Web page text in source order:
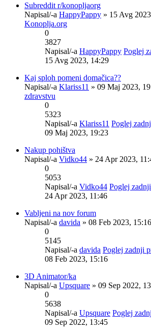
Subreddit r/konopljaorg
Napisal/-a HappyPappy » 15 Avg
Konoplja.org
0
3827
Napisal/-a HappyPappy Poglej
15 Avg 2023, 14:29
Kaj sploh pomeni domačica??
Napisal/-a Klariss11 » 09 Maj 2023,
zdravstvu
0
5323
Napisal/-a Klariss11 Poglej
09 Maj 2023, 19:23
Nakup pohištva
Napisal/-a Vidko44 » 24 Apr 2023,
0
5053
Napisal/-a Vidko44 Poglej
24 Apr 2023, 11:46
Vabljeni na nov forum
Napisal/-a davida » 08 Feb 2023,
0
5145
Napisal/-a davida Poglej zadnji
08 Feb 2023, 15:16
3D Animator/ka
Napisal/-a Upsquare » 09 Sep 2022,
0
5638
Napisal/-a Upsquare Poglej
09 Sep 2022, 13:45